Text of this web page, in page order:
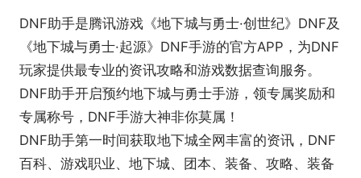
DNF助手是腾讯游戏《地下城与勇士·创世纪》DNF及
《地下城与勇士·起源》DNF手游的官方APP，为DNF
玩家提供最专业的资讯攻略和游戏数据查询服务。
DNF助手开启预约地下城与勇士手游，领专属奖励和
专属称号，DNF手游大神非你莫属！
DNF助手第一时间获取地下城全网丰富的资讯，DNF
百科、游戏职业、地下城、团本、装备、攻略、装备